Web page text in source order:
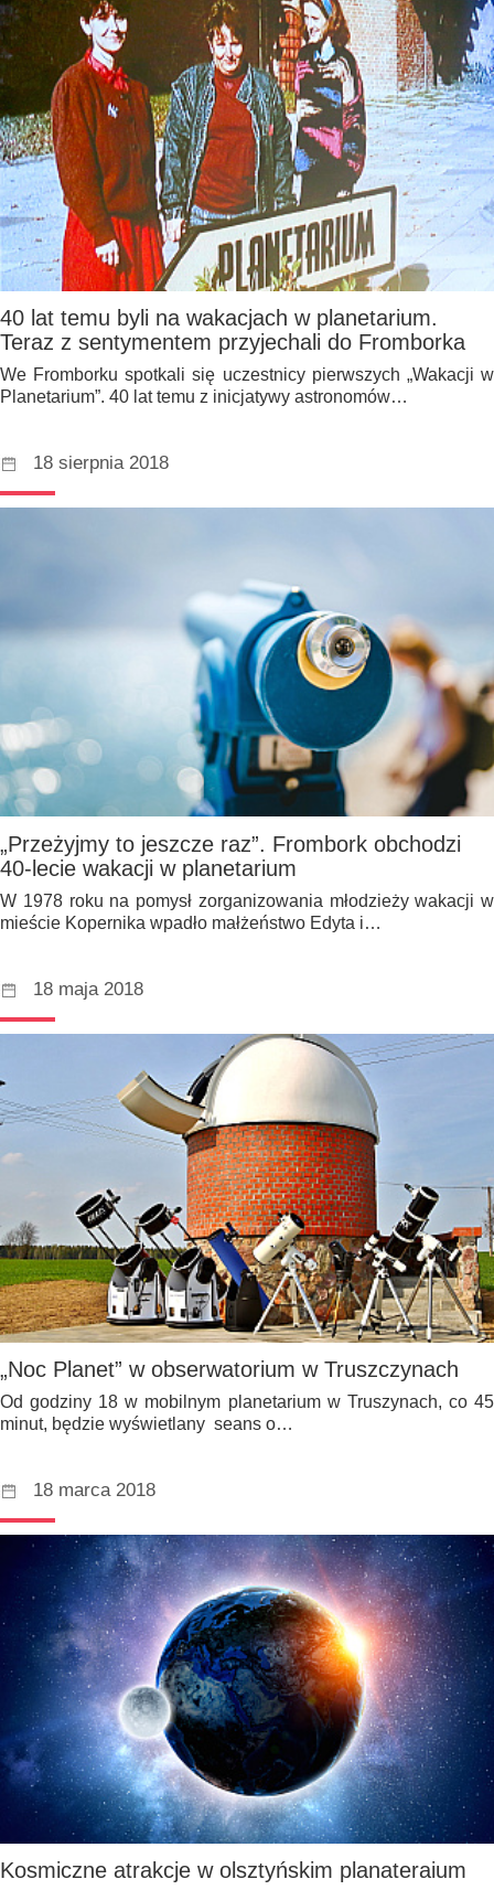
40 lat temu byli na wakacjach w planetarium.
Teraz z sentymentem przyjechali do Fromborka
We Fromborku spotkali się uczestnicy pierwszych „Wakacji w
Planetarium”. 40 lat temu z inicjatywy astronomów…
18 sierpnia 2018
„Przeżyjmy to jeszcze raz”. Frombork obchodzi
40-lecie wakacji w planetarium
W 1978 roku na pomysł zorganizowania młodzieży wakacji w
mieście Kopernika wpadło małżeństwo Edyta i…
18 maja 2018
„Noc Planet” w obserwatorium w Truszczynach
Od godziny 18 w mobilnym planetarium w Truszynach, co 45
minut, będzie wyświetlany seans o…
18 marca 2018
Kosmiczne atrakcje w olsztyńskim planateraium